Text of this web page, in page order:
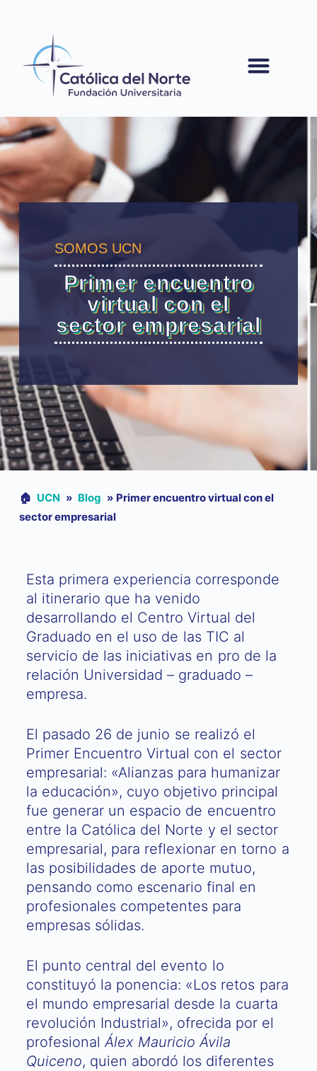
SOMOS UCN
Primer encuentro
virtual con el
sector empresarial
🏠︎ UCN » Blog » Primer encuentro virtual con el
sector empresarial
Esta primera experiencia corresponde
al itinerario que ha venido
desarrollando el Centro Virtual del
Graduado en el uso de las TIC al
servicio de las iniciativas en pro de la
relación Universidad – graduado –
empresa.
El pasado 26 de junio se realizó el
Primer Encuentro Virtual con el sector
empresarial: «Alianzas para humanizar
la educación», cuyo objetivo principal
fue generar un espacio de encuentro
entre la Católica del Norte y el sector
empresarial, para reflexionar en torno a
las posibilidades de aporte mutuo,
pensando como escenario final en
profesionales competentes para
empresas sólidas.
El punto central del evento lo
constituyó la ponencia: «Los retos para
el mundo empresarial desde la cuarta
revolución Industrial», ofrecida por el
profesionalÁlex Mauricio Ávila
Quiceno, quien abordó los diferentes